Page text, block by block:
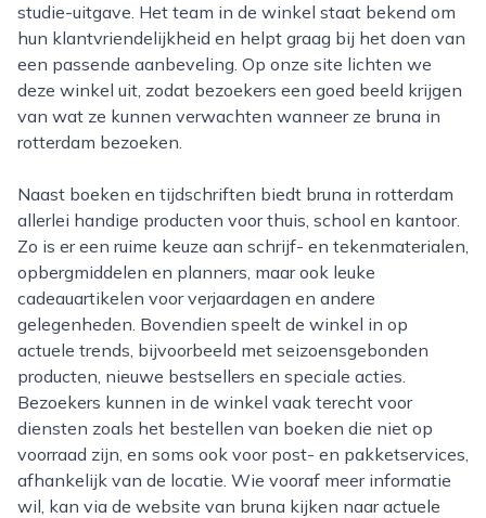
studie-uitgave. Het team in de winkel staat bekend om
hun klantvriendelijkheid en helpt graag bij het doen van
een passende aanbeveling. Op onze site lichten we
deze winkel uit, zodat bezoekers een goed beeld krijgen
van wat ze kunnen verwachten wanneer ze bruna in
rotterdam bezoeken.
Naast boeken en tijdschriften biedt bruna in rotterdam
allerlei handige producten voor thuis, school en kantoor.
Zo is er een ruime keuze aan schrijf- en tekenmaterialen,
opbergmiddelen en planners, maar ook leuke
cadeauartikelen voor verjaardagen en andere
gelegenheden. Bovendien speelt de winkel in op
actuele trends, bijvoorbeeld met seizoensgebonden
producten, nieuwe bestsellers en speciale acties.
Bezoekers kunnen in de winkel vaak terecht voor
diensten zoals het bestellen van boeken die niet op
voorraad zijn, en soms ook voor post- en pakketservices,
afhankelijk van de locatie. Wie vooraf meer informatie
wil, kan via de website van bruna kijken naar actuele